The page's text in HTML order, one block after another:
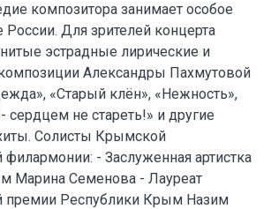
композитора занимает особое
России. Для зрителей концерта
эстрадные лирические и
Александры Пахмутовой
«Старый клён», «Нежность»,
сердцем не стареть!» и другие
Солисты Крымской
филармонии: - Заслуженная артистка
Марина Семенова - Лауреат
премии Республики Крым Назим